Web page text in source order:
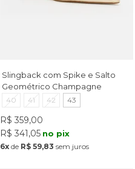
Slingback com Spike e Salto
Geométrico Champagne
40 41 42 43
R$ 359,00
R$ 341,05 no pix
6x de R$ 59,83 sem juros